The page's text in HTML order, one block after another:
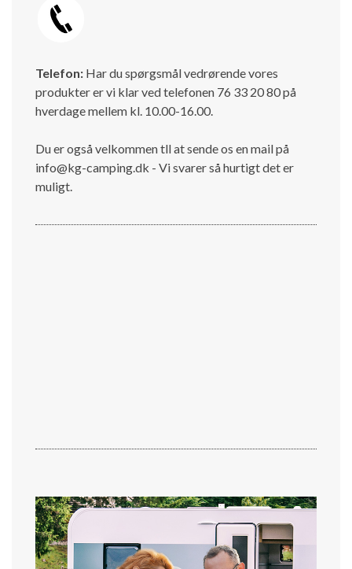
Telefon: Har du spørgsmål vedrørende vores
produkter er vi klar ved telefonen 76 33 20 80 på
hverdage mellem kl. 10.00-16.00.
Du er også velkommen tll at sende os en mail på
info@kg-camping.dk - Vi svarer så hurtigt det er
muligt.